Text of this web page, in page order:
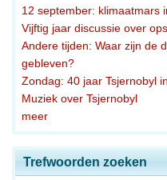
12 september: klimaatmars
Vijftig jaar discussie over
Andere tijden: Waar zijn de
gebleven?
Zondag: 40 jaar Tsjernobyl
Muziek over Tsjernobyl
meer
Trefwoorden zoeken